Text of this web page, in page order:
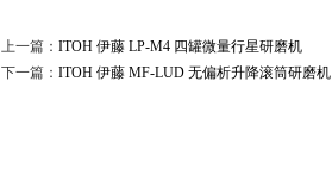
上一篇： ITOH 伊藤 LP-M4 四罐微量行星研磨机
下一篇： ITOH 伊藤 MF-LUD 无偏析升降滚筒研磨机